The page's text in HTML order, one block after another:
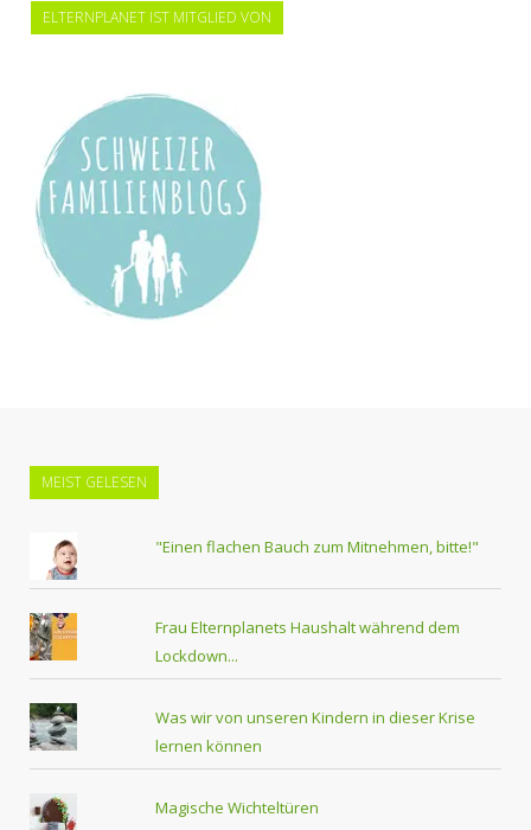
ELTERNPLANET IST MITGLIED VON
MEIST GELESEN
"Einen flachen Bauch zum Mitnehmen, bitte!"
Frau Elternplanets Haushalt während dem
Lockdown...
Was wir von unseren Kindern in dieser Krise
lernen können
Magische Wichteltüren